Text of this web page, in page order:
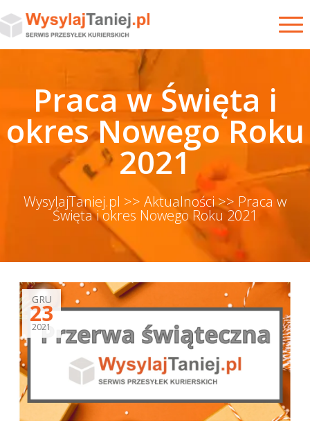
Praca w Święta i
okres Nowego Roku
2021
WysylajTaniej.pl >> Aktualności >> Praca w
Święta i okres Nowego Roku 2021
GRU
23
2021